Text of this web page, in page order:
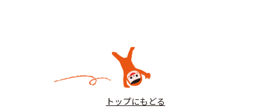
トップにもどる